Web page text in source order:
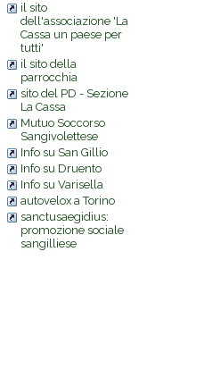
il sito
dell'associazione 'La
Cassa un paese per
tutti'
il sito della
parrocchia
sito del PD - Sezione
La Cassa
Mutuo Soccorso
Sangivolettese
Info su San Gillio
Info su Druento
Info su Varisella
autovelox a Torino
sanctusaegidius:
promozione sociale
sangilliese